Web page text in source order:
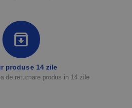
produse 14 zile
de returnare produs in 14 zile